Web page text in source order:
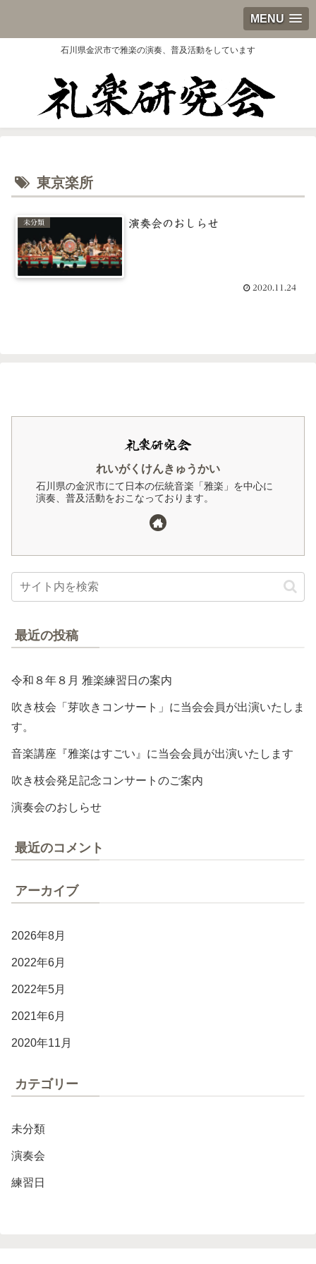
MENU
石川県金沢市で雅楽の演奏、普及活動をしています
東京楽所
未分類 演奏会のおしらせ
2020.11.24
れいがくけんきゅうかい
石川県の金沢市にて日本の伝統音楽「雅楽」を中心に
演奏、普及活動をおこなっております。
最近の投稿
令和８年８月 雅楽練習日の案内
吹き枝会「芽吹きコンサート」に当会会員が出演いたしま
す。
音楽講座『雅楽はすごい』に当会会員が出演いたします
吹き枝会発足記念コンサートのご案内
演奏会のおしらせ
最近のコメント
アーカイブ
2026年8月
2022年6月
2022年5月
2021年6月
2020年11月
カテゴリー
未分類
演奏会
練習日